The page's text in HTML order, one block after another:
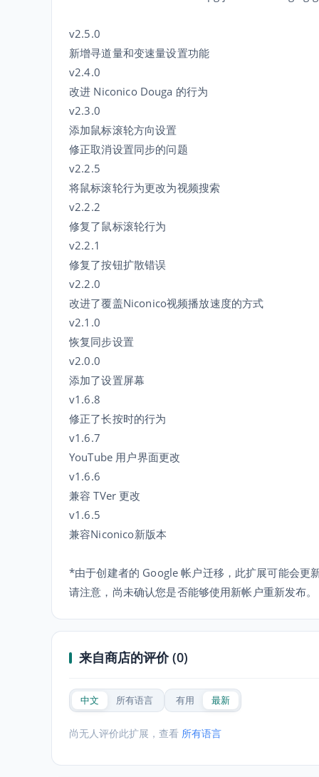
v2.5.0
新增寻道量和变速量设置功能
v2.4.0
改进 Niconico Douga 的行为
v2.3.0
添加鼠标滚轮方向设置
修正取消设置同步的问题
v2.2.5
将鼠标滚轮行为更改为视频搜索
v2.2.2
修复了鼠标滚轮行为
v2.2.1
修复了按钮扩散错误
v2.2.0
改进了覆盖Niconico视频播放速度的方式
v2.1.0
恢复同步设置
v2.0.0
添加了设置屏幕
v1.6.8
修正了长按时的行为
v1.6.7
YouTube 用户界面更改
v1.6.6
兼容 TVer 更改
v1.6.5
兼容Niconico新版本
*由于创建者的 Google 帐户迁移，此扩展可能会更
请注意，尚未确认您是否能够使用新帐户重新发布。
来自商店的评价 (0)
中文 所有语言 有用 最新
尚无人评价此扩展，查看 所有语言